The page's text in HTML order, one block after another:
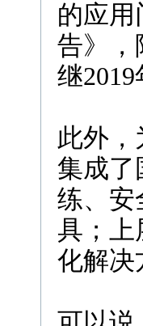
的应用
告》，
继
此外
集成了
练、安
具；上
化解决